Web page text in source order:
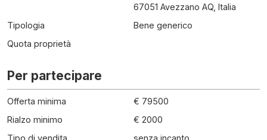
67051 Avezzano AQ, Italia
Tipologia
Bene generico
Quota proprietà
Per partecipare
Offerta minima
€ 79500
Rialzo minimo
€ 2000
Tipo di vendita
senza incanto